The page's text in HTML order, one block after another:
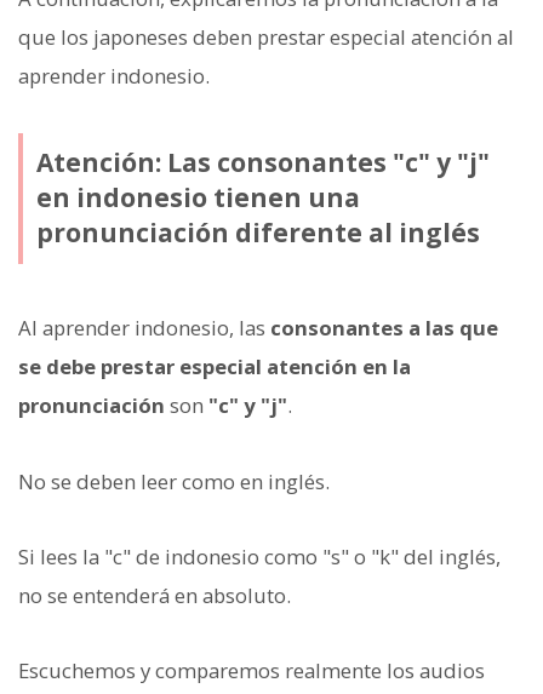
que los japoneses deben prestar especial atención al
aprender indonesio.
Atención: Las consonantes "c" y "j"
en indonesio tienen una
pronunciación diferente al inglés
Al aprender indonesio, las consonantes a las que
se debe prestar especial atención en la
pronunciación son "c" y "j".
No se deben leer como en inglés.
Si lees la "c" de indonesio como "s" o "k" del inglés,
no se entenderá en absoluto.
Escuchemos y comparemos realmente los audios